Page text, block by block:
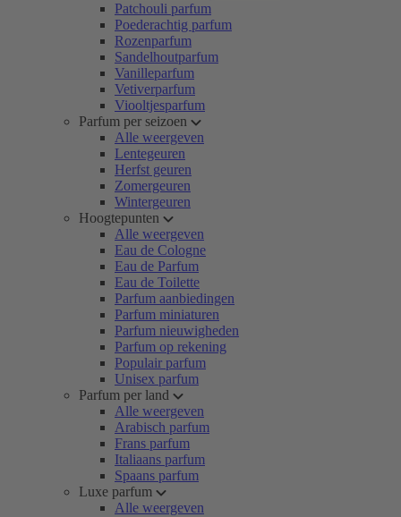
Patchouli parfum
Poederachtig parfum
Rozenparfum
Sandelhoutparfum
Vanilleparfum
Vetiverparfum
Viooltjesparfum
Parfum per seizoen
Alle weergeven
Lentegeuren
Herfst geuren
Zomergeuren
Wintergeuren
Hoogtepunten
Alle weergeven
Eau de Cologne
Eau de Parfum
Eau de Toilette
Parfum aanbiedingen
Parfum miniaturen
Parfum nieuwigheden
Parfum op rekening
Populair parfum
Unisex parfum
Parfum per land
Alle weergeven
Arabisch parfum
Frans parfum
Italiaans parfum
Spaans parfum
Luxe parfum
Alle weergeven